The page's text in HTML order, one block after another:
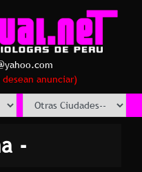
anunciar)
-